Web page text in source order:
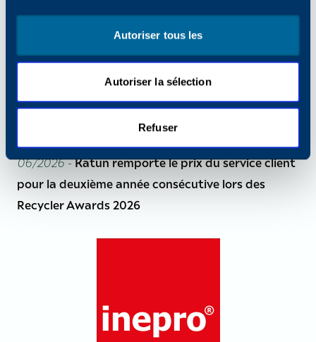
Autoriser tous les
Autoriser la sélection
Refuser
06/2026 -Katun remporte le prix du service client
pour la deuxième année consécutive lors des
Recycler Awards 2026